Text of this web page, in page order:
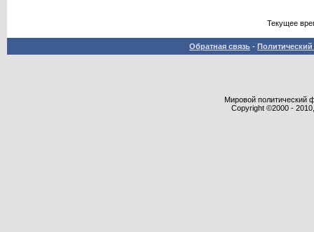
Текущее
Обратная связь -
Мировой политический
Copyright ©2000 -